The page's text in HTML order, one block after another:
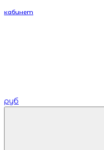
кабинет
руб